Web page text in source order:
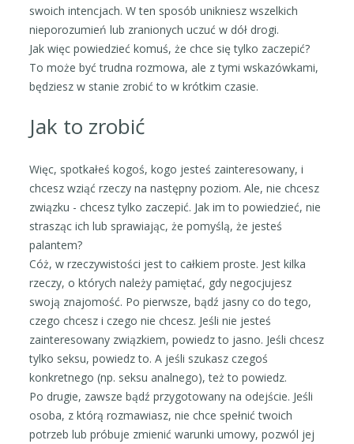
swoich intencjach. W ten sposób unikniesz wszelkich
nieporozumień lub zranionych uczuć w dół drogi.
Jak więc powiedzieć komuś, że chce się tylko zaczepić?
To może być trudna rozmowa, ale z tymi wskazówkami,
będziesz w stanie zrobić to w krótkim czasie.
Jak to zrobić
Więc, spotkałeś kogoś, kogo jesteś zainteresowany, i
chcesz wziąć rzeczy na następny poziom. Ale, nie chcesz
związku - chcesz tylko zaczepić. Jak im to powiedzieć, nie
strasząc ich lub sprawiając, że pomyślą, że jesteś
palantem?
Cóż, w rzeczywistości jest to całkiem proste. Jest kilka
rzeczy, o których należy pamiętać, gdy negocjujesz
swoją znajomość. Po pierwsze, bądź jasny co do tego,
czego chcesz i czego nie chcesz. Jeśli nie jesteś
zainteresowany związkiem, powiedz to jasno. Jeśli chcesz
tylko seksu, powiedz to. A jeśli szukasz czegoś
konkretnego (np. seksu analnego), też to powiedz.
Po drugie, zawsze bądź przygotowany na odejście. Jeśli
osoba, z którą rozmawiasz, nie chce spełnić twoich
potrzeb lub próbuje zmienić warunki umowy, pozwól jej